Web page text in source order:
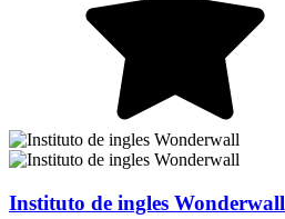
Instituto de ingles Wonderwall